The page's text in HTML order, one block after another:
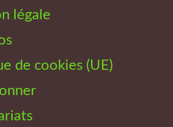
légale
de cookies (UE)